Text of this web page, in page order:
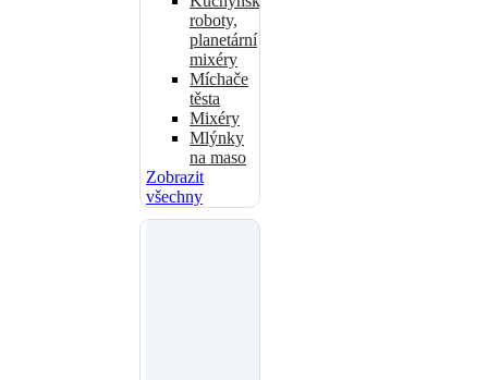
roboty,
planetární
mixéry
Míchače
těsta
Mixéry
Mlýnky
na maso
Zobrazit
všechny